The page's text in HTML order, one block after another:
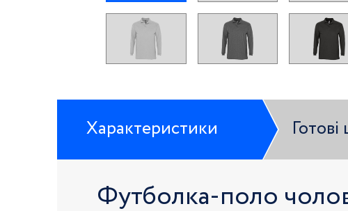
Характеристики
Футболка-поло